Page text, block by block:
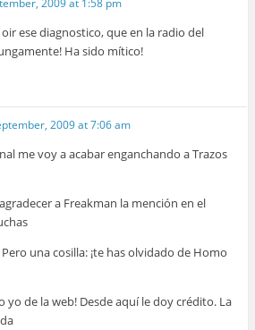
ese diagnostico, que en la radio del
Ha sido mítico!
2009 at 7:06 am
me voy a acabar enganchando a Trazos
a Freakman la mención en el
una cosilla: ¡te has olvidado de Homo
yo de la web! Desde aquí le doy crédito. La